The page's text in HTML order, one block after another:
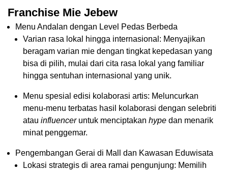
Franchise Mie Jebew
Menu Andalan dengan Level Pedas Berbeda
Varian rasa lokal hingga internasional: Menyajikan
beragam varian mie dengan tingkat kepedasan yang
bisa di pilih, mulai dari cita rasa lokal yang familiar
hingga sentuhan internasional yang unik.
Menu spesial edisi kolaborasi artis: Meluncurkan
menu-menu terbatas hasil kolaborasi dengan selebriti
atau influenceruntuk menciptakan hype dan menarik
minat penggemar.
Pengembangan Gerai di Mall dan Kawasan Eduwisata
Lokasi strategis di area ramai pengunjung: Memilih